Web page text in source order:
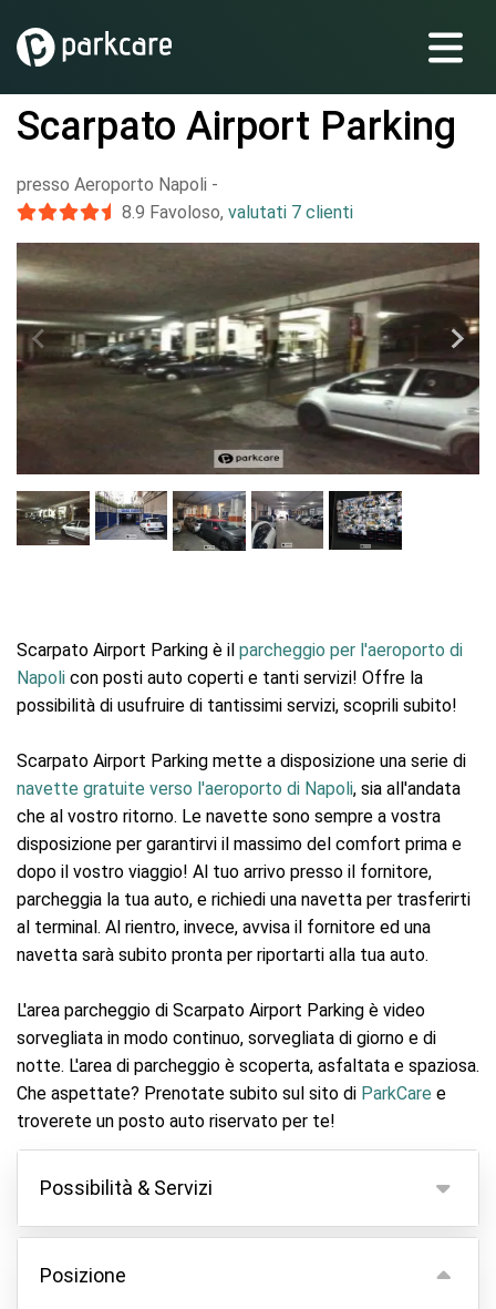
Scarpato Airport Parking
presso Aeroporto Napoli -
8.9 Favoloso, valutati 7 clienti
Scarpato Airport Parking è il parcheggio per l'aeroporto di
Napoli con posti auto coperti e tanti servizi! Offre la
possibilità di usufruire di tantissimi servizi, scoprili subito!
Scarpato Airport Parking mette a disposizione una serie di
navette gratuite verso l'aeroporto di Napoli, sia all'andata
che al vostro ritorno. Le navette sono sempre a vostra
disposizione per garantirvi il massimo del comfort prima e
dopo il vostro viaggio! Al tuo arrivo presso il fornitore,
parcheggia la tua auto, e richiedi una navetta per trasferirti
al terminal. Al rientro, invece, avvisa il fornitore ed una
navetta sarà subito pronta per riportarti alla tua auto.
L'area parcheggio di Scarpato Airport Parking è video
sorvegliata in modo continuo, sorvegliata di giorno e di
notte. L'area di parcheggio è scoperta, asfaltata e spaziosa.
Che aspettate? Prenotate subito sul sito di ParkCare e
troverete un posto auto riservato per te!
Possibilità & Servizi
Possibilità
Parcheggio coperto
Posizione